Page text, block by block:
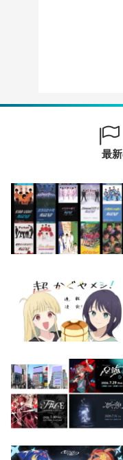
最